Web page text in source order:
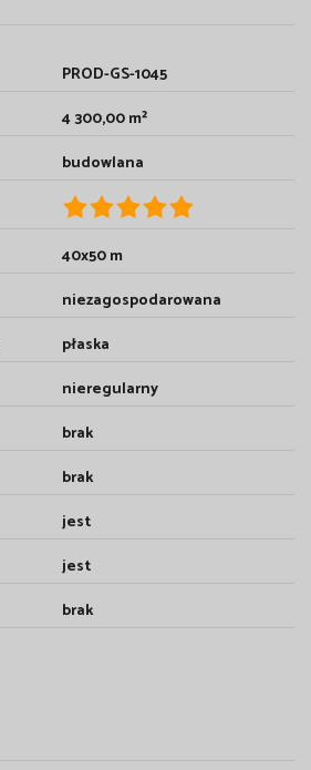
PROD-GS-1045
4 300,00 m²
budowlana
40x50 m
niezagospodarowana
płaska
nieregularny
brak
brak
jest
jest
brak